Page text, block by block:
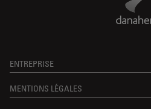
ENTREPRISE
MENTIONS LÉGALES